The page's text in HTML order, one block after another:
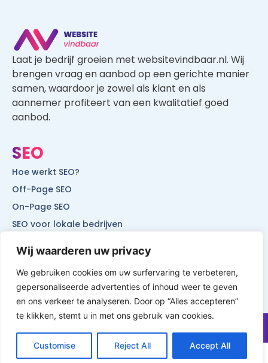
Wij waarderen uw privacy
We gebruiken cookies om uw surfervaring te verbeteren,
gepersonaliseerde advertenties of inhoud weer te geven
en ons verkeer te analyseren. Door op “Alles accepteren”
te klikken, stemt u in met ons gebruik van cookies.
Customise Reject All Accept All
Laat je bedrijf groeien met websitevindbaar.nl. Wij
brengen vraag en aanbod op een gerichte manier
samen, waardoor je zowel als klant en als
aannemer profiteert van een kwalitatief goed
aanbod.
SEO
Off-Page SEO
On-Page SEO
SEO voor lokale bedrijven
SEO voor mobiele websites
SEO voor start-ups
© All Rights Reserved by Website Vindbaar